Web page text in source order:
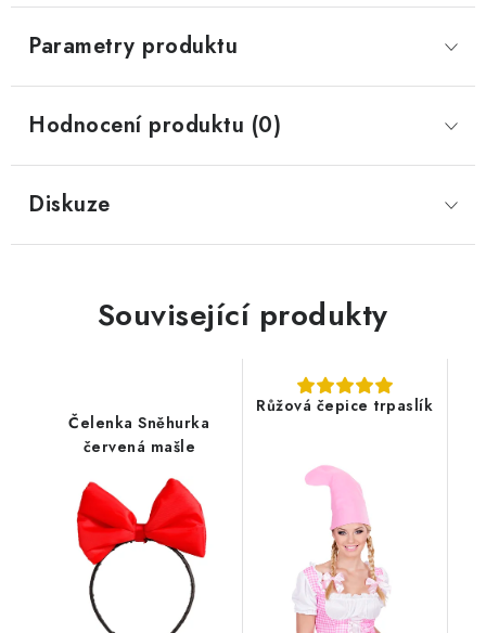
Parametry produktu
Hodnocení produktu (0)
Diskuze
Související produkty
Čelenka Sněhurka
červená mašle
Růžová čepice trpaslík